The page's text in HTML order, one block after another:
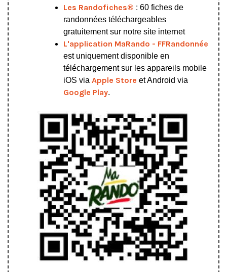
Les Randofiches® : 60 fiches de
randonnées téléchargeables
gratuitement sur notre site internet
L'application MaRando - FFRandonnée
est uniquement disponible en
téléchargement sur les appareils mobile
iOS via Apple Store et Android via
Google Play.